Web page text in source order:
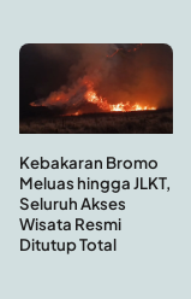
Kebakaran Bromo
Meluas hingga JLKT,
Seluruh Akses
Wisata Resmi
Ditutup Total